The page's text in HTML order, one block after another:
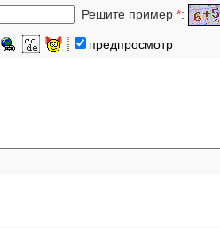
Решите пример *:
предпросмотр